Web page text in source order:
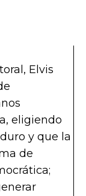
Elvis
eligiendo
y que la
de